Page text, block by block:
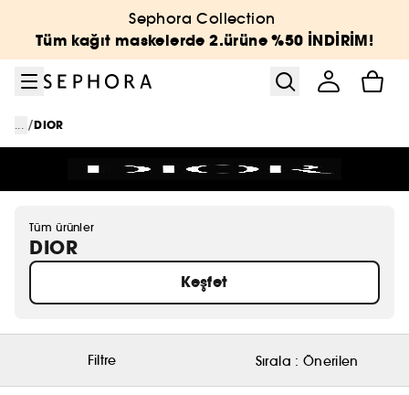
Sephora Collection
Tüm kağıt maskelerde 2.ürüne %50 İNDİRİM!
... /DIOR
Tüm ürünler
DIOR
Keşfet
Filtre Sırala : Önerilen